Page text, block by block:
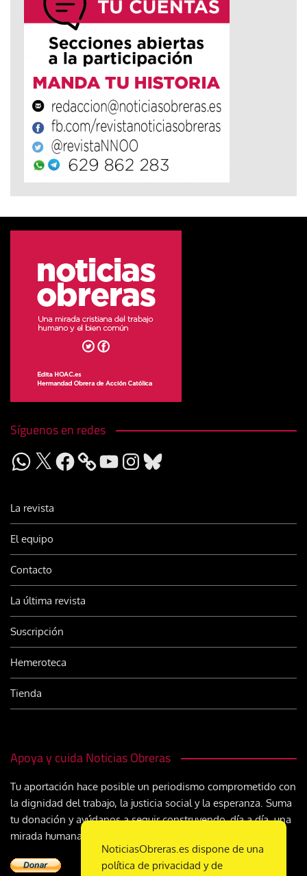
Síguenos en redes
WhatsApp
X Facebook YouTubeInstagram
Bluesky
La revista
El equipo
Contacto
La última revista
Suscripción
Hemeroteca
Tienda
Apoya y cuida Noticias Obreras
Tu aportación hace posible un periodismo comprometido con
la dignidad del trabajo, la justicia social y la esperanza. Suma
tu donación y ayúdanos a seguir construyendo, día a día, una
mirada humana y cristiana sobre el mundo del trabajo
NoticiasObreras.es dispone de una
política de privacidad y de